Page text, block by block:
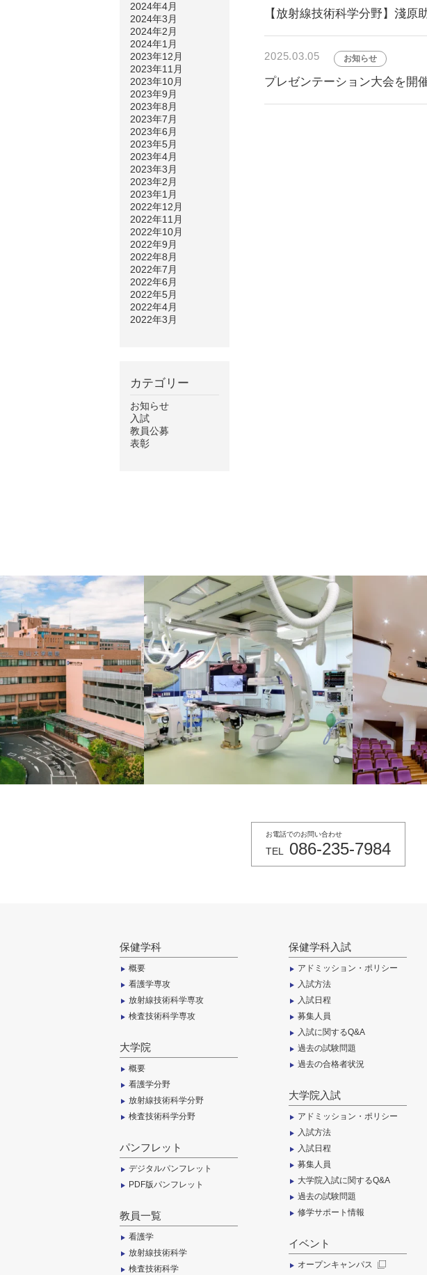
2024年4月
2024年3月
2024年2月
2024年1月
2023年12月
2023年11月
2023年10月
2023年9月
2023年8月
2023年7月
2023年6月
2023年5月
2023年4月
2023年3月
2023年2月
2023年1月
2022年12月
2022年11月
2022年10月
2022年9月
2022年8月
2022年7月
2022年6月
2022年5月
2022年4月
2022年3月
カテゴリー
お知らせ
入試
教員公募
表彰
【放射線技術科学分野】淺
2025.03.05 お知らせ
プレゼンテーション大会を開
お電話でのお問い合わせ
TEL 086-235-7984
保健学科
概要
看護学専攻
放射線技術科学専攻
検査技術科学専攻
大学院
概要
看護学分野
放射線技術科学分野
検査技術科学分野
パンフレット
デジタルパンフレット
PDF版パンフレット
教員一覧
看護学
放射線技術科学
検査技術科学
保健学科入試
アドミッション・ポリシー
入試方法
入試日程
募集人員
入試に関するQ&A
過去の試験問題
過去の合格者状況
大学院入試
アドミッション・ポリシー
入試方法
入試日程
募集人員
大学院入試に関するQ&A
過去の試験問題
修学サポート情報
イベント
オープンキャンパス